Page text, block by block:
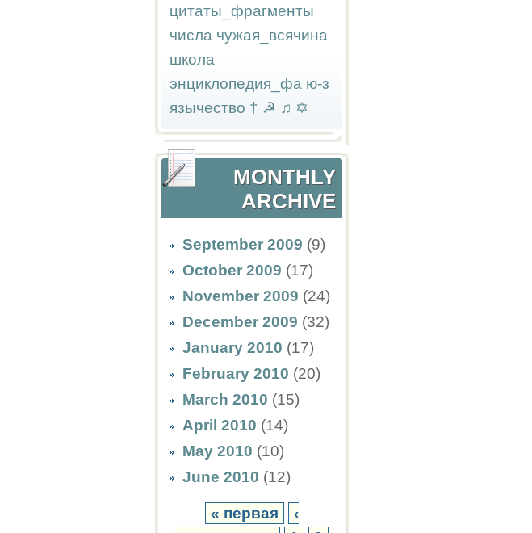
цитаты_фрагменты
числа чужая_всячина
школа
энциклопедия_фа ю-з
язычество † ☭ ♫ ✡
MONTHLY
ARCHIVE
September 2009 (9)
October 2009 (17)
November 2009 (24)
December 2009 (32)
January 2010 (17)
February 2010 (20)
March 2010 (15)
April 2010 (14)
May 2010 (10)
June 2010 (12)
« первая
‹